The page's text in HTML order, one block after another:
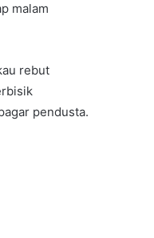
malam
rebut
pendusta.